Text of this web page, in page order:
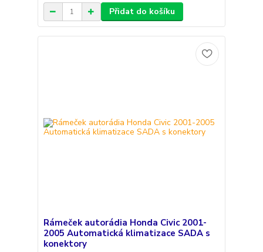
Přidat do košíku
Rámeček autorádia Honda Civic 2001-
2005 Automatická klimatizace SADA s
konektory